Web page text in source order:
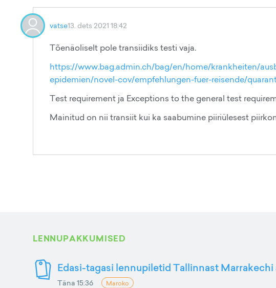
vatse13. dets 2021 18:42
Tõenäoliselt pole transiidiks testi vaja.
https://www.bag.admin.ch/bag/en/home/krankheiten/
epidemien/novel-cov/empfehlungen-fuer-reisende/
Test requirement ja Exceptions to the general test
Mainitud on nii transiit kui ka saabumine piiriülesest
LENNUPAKKUMISED
Edasi-tagasi lennupiletid Tallinnast Marrakechi
Täna 15:36 Maroko